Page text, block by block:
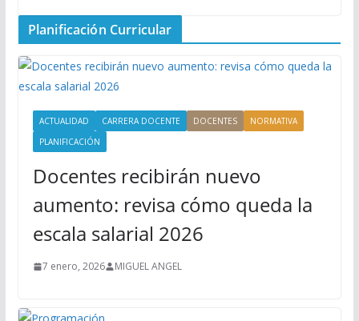
Planificación Curricular
ACTUALIDAD CARRERA DOCENTE DOCENTES
NORMATIVA
PLANIFICACIÓN
Docentes recibirán nuevo
aumento: revisa cómo queda la
escala salarial 2026
7 enero, 2026 MIGUEL ANGEL